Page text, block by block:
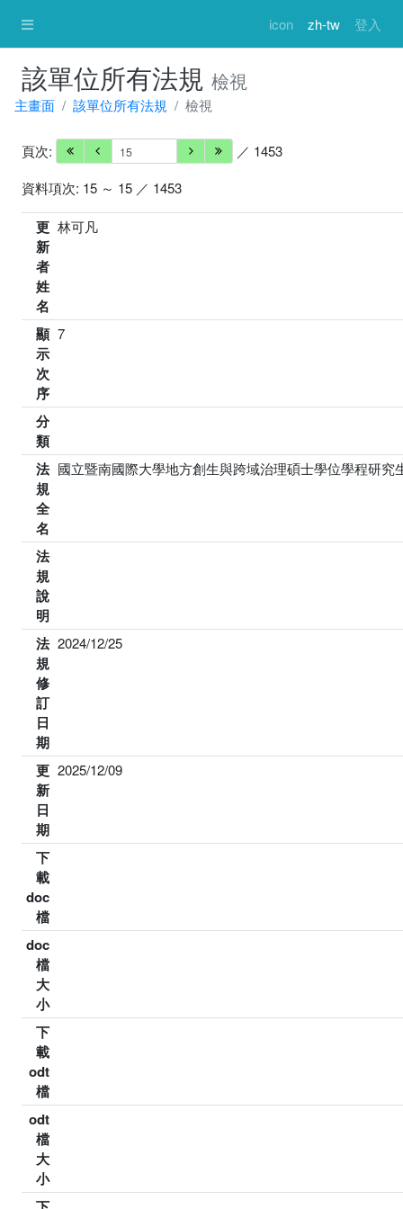
icon zh-tw 登入
該單位所有法規 檢視
主畫面 該單位所有法規 檢視
頁次:
／ 1453
資料項次: 15 ～ 15 ／ 1453
更
新
者
姓
名
林可凡
顯
示
次
序
7
分
類
法
規
全
名
國立暨南國際大學地方創生與跨域治理碩士學位學程研究
法
規
說
明
法
規
修
訂
日
期
2024/12/25
更
新
日
期
2025/12/09
下
載
doc
檔
doc
檔
大
小
下
載
odt
檔
odt
檔
大
小